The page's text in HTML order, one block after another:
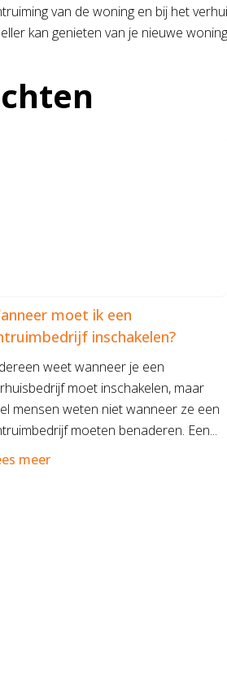
van de woning en bij het
kan genieten van je nieuwe
moet ik een
inschakelen?
weet wanneer je een
moet inschakelen, maar
mensen weten niet wanneer ze een
moeten benaderen. Een...
meer